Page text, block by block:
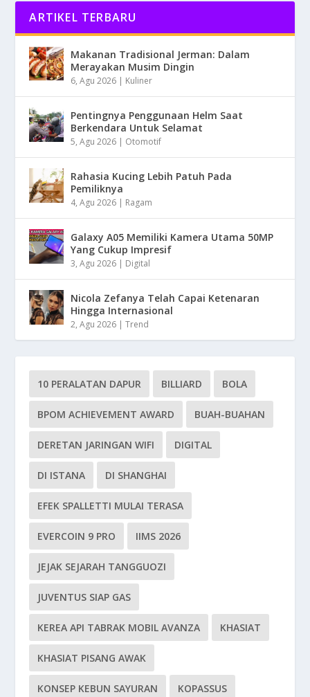
ARTIKEL TERBARU
Makanan Tradisional Jerman: Dalam
Merayakan Musim Dingin
6, Agu 2026 | Kuliner
Pentingnya Penggunaan Helm Saat
Berkendara Untuk Selamat
5, Agu 2026 | Otomotif
Rahasia Kucing Lebih Patuh Pada
Pemiliknya
4, Agu 2026 | Ragam
Galaxy A05 Memiliki Kamera Utama 50MP
Yang Cukup Impresif
3, Agu 2026 | Digital
Nicola Zefanya Telah Capai Ketenaran
Hingga Internasional
2, Agu 2026 |Trend
10 PERALATAN DAPUR BILLIARD BOLA
BPOM ACHIEVEMENT AWARD BUAH-BUAHAN
DERETAN JARINGAN WIFI DIGITAL
DI ISTANA DI SHANGHAI
EFEK SPALLETTI MULAI TERASA
EVERCOIN 9 PRO IIMS 2026
JEJAK SEJARAH TANGGUOZI
JUVENTUS SIAP GAS
KEREA API TABRAK MOBIL AVANZA KHASIAT
KHASIAT PISANG AWAK
KONSEP KEBUN SAYURAN KOPASSUS